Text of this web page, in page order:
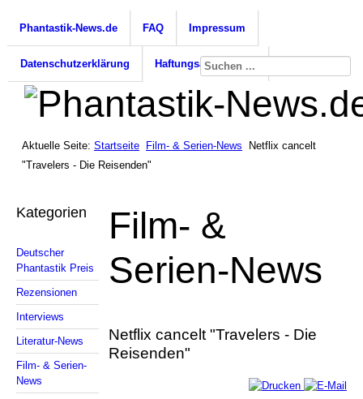
Phantastik-News.de FAQ Impressum
Datenschutzerklärung Haftungsausschluss
Aktuelle Seite: Startseite Film- & Serien-News
Netflix cancelt
"Travelers - Die Reisenden"
Kategorien
Deutscher
Phantastik Preis
Rezensionen
Interviews
Literatur-News
Film- & Serien-
News
Film- &
Serien-News
Netflix cancelt "Travelers - Die
Reisenden"